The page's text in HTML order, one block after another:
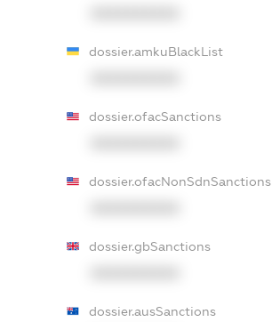
dossier.amkuBlackList
dossier.ofacSanctions
dossier.ofacNonSdnSanctions
dossier.gbSanctions
dossier.ausSanctions